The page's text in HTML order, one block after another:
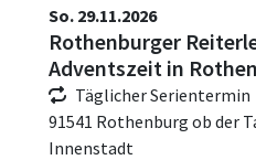
So. 29.11.2026
Rothenburger
Adventszeit in
Täglicher Serientermin
91541 Rothenburg ob der
Innenstadt